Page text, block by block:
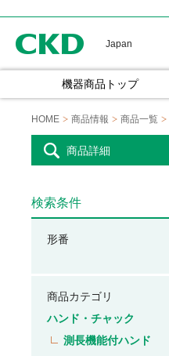
Japan
機器商品トップ
HOME 商品情報 商品一覧
商品詳細
検索条件
形番
商品カテゴリ
ハンド・チャック
測長機能付ハンド